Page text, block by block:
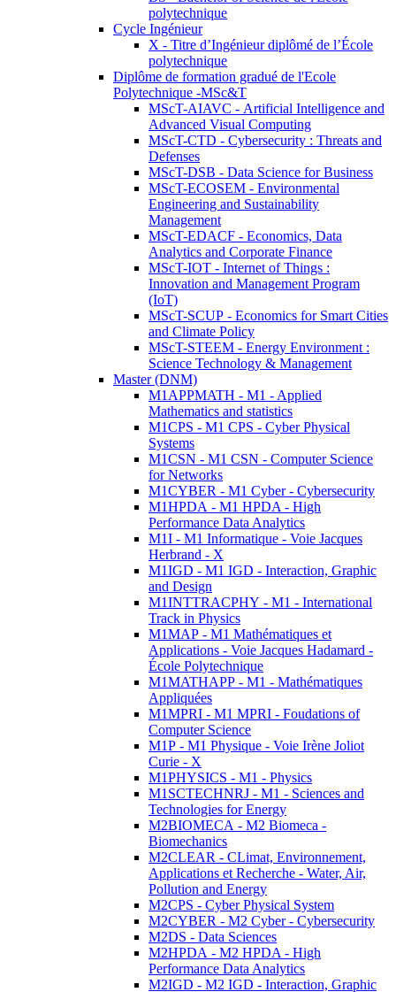
polytechnique
Cycle Ingénieur
X - Titre d’Ingénieur diplômé de l’École
polytechnique
Diplôme de formation gradué de l'Ecole
Polytechnique -MSc&T
MScT-AIAVC - Artificial Intelligence and
Advanced Visual Computing
MScT-CTD - Cybersecurity : Threats and
Defenses
MScT-DSB - Data Science for Business
MScT-ECOSEM - Environmental
Engineering and Sustainability
Management
MScT-EDACF - Economics, Data
Analytics and Corporate Finance
MScT-IOT - Internet of Things :
Innovation and Management Program
(IoT)
MScT-SCUP - Economics for Smart Cities
and Climate Policy
MScT-STEEM - Energy Environment :
Science Technology & Management
Master (DNM)
M1APPMATH - M1 - Applied
Mathematics and statistics
M1CPS - M1 CPS - Cyber Physical
Systems
M1CSN - M1 CSN - Computer Science
for Networks
M1CYBER - M1 Cyber - Cybersecurity
M1HPDA - M1 HPDA - High
Performance Data Analytics
M1I - M1 Informatique - Voie Jacques
Herbrand - X
M1IGD - M1 IGD - Interaction, Graphic
and Design
M1INTTRACPHY - M1 - International
Track in Physics
M1MAP - M1 Mathématiques et
Applications - Voie Jacques Hadamard -
École Polytechnique
M1MATHAPP - M1 - Mathématiques
Appliquées
M1MPRI - M1 MPRI - Foudations of
Computer Science
M1P - M1 Physique - Voie Irène Joliot
Curie - X
M1PHYSICS - M1 - Physics
M1SCTECHNRJ - M1 - Sciences and
Technologies for Energy
M2BIOMECA - M2 Biomeca -
Biomechanics
M2CLEAR - CLimat, Environnement,
Applications et Recherche - Water, Air,
Pollution and Energy
M2CPS - Cyber Physical System
M2CYBER - M2 Cyber - Cybersecurity
M2DS - Data Sciences
M2HPDA - M2 HPDA - High
Performance Data Analytics
M2IGD - M2 IGD - Interaction, Graphic